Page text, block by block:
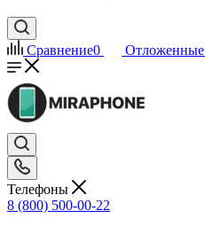
Сравнение0 Отложенные
Телефоны
8 (800) 500-00-22